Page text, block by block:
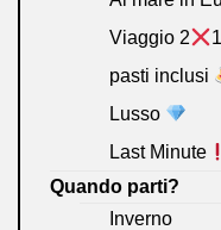
Viaggio 2
1
pasti inclusi
Lusso
Last Minute
Quando parti?
Inverno